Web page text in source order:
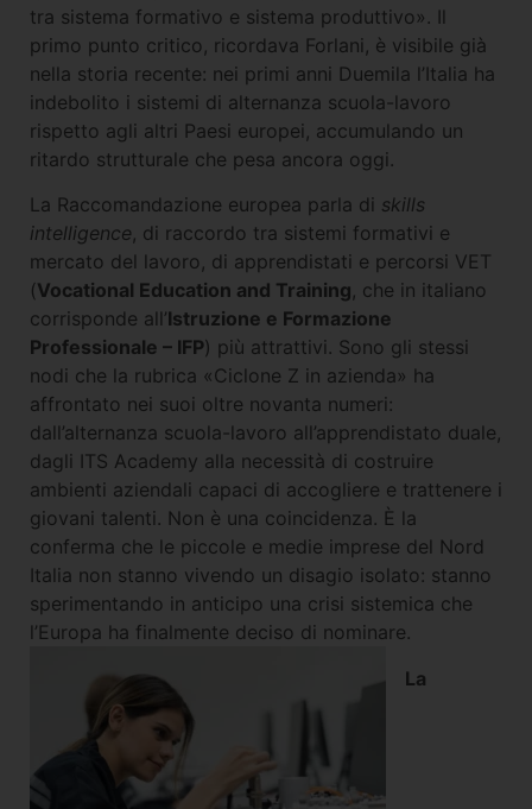
tra sistema formativo e sistema produttivo». Il
primo punto critico, ricordava Forlani, è visibile già
nella storia recente: nei primi anni Duemila l’Italia ha
indebolito i sistemi di alternanza scuola-lavoro
rispetto agli altri Paesi europei, accumulando un
ritardo strutturale che pesa ancora oggi.
La Raccomandazione europea parla di skills
intelligence, di raccordo tra sistemi formativi e
mercato del lavoro, di apprendistati e percorsi VET
(Vocational Education and Training, che in italiano
corrisponde all’Istruzione e Formazione
Professionale – IFP) più attrattivi. Sono gli stessi
nodi che la rubrica «Ciclone Z in azienda» ha
affrontato nei suoi oltre novanta numeri:
dall’alternanza scuola-lavoro all’apprendistato duale,
dagli ITS Academy alla necessità di costruire
ambienti aziendali capaci di accogliere e trattenere i
giovani talenti. Non è una coincidenza. È la
conferma che le piccole e medie imprese del Nord
Italia non stanno vivendo un disagio isolato: stanno
sperimentando in anticipo una crisi sistemica che
l’Europa ha finalmente deciso di nominare.
La